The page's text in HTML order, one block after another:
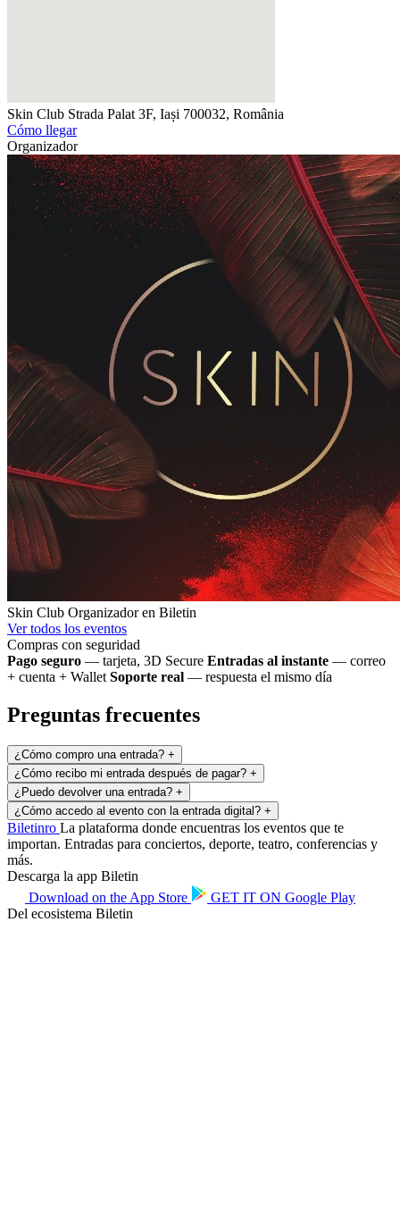
Skin Club Strada Palat 3F, Iași 700032, România
Cómo llegar
Organizador
Skin Club Organizador en Biletin
Ver todos los eventos
Compras con seguridad
Pago seguro — tarjeta, 3D Secure Entradas al instante — correo
+ cuenta + Wallet Soporte real — respuesta el mismo día
Preguntas frecuentes
¿Cómo compro una entrada? +
¿Cómo recibo mi entrada después de pagar? +
¿Puedo devolver una entrada? +
¿Cómo accedo al evento con la entrada digital? +
Biletinro La plataforma donde encuentras los eventos que te
importan. Entradas para conciertos, deporte, teatro, conferencias y
más.
Descarga la app Biletin
Download on the App Store GET IT ON Google Play
Del ecosistema Biletin